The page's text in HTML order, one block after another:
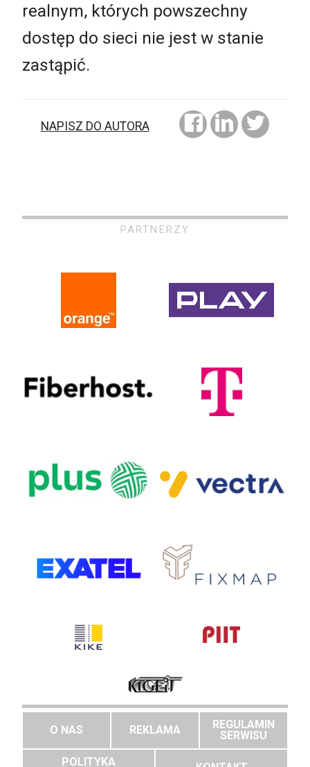
realnym, których powszechny
dostęp do sieci nie jest w stanie
zastąpić.
NAPISZ DO AUTORA
PARTNERZY
O NAS REKLAMA
REGULAMIN
SERWISU
POLITYKA